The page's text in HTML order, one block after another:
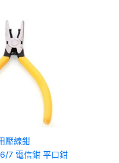
壓線鉗
7 電信鉗 平口鉗